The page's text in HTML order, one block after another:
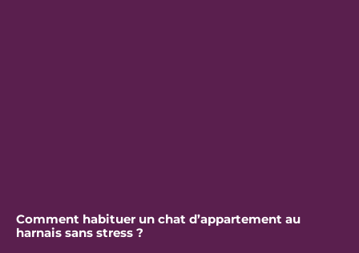
Comment habituer un chat d’appartement au
harnais sans stress ?